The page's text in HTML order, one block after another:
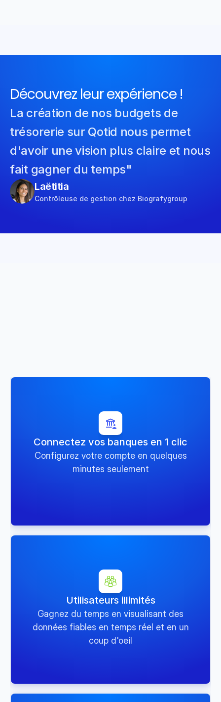
Découvrez leur expérience !
La création de nos budgets de
trésorerie sur Qotid nous permet
d'avoir une vision plus claire et nous
fait gagner du temps"
Laëtitia
Contrôleuse de gestion chez Biografygroup
Connectez vos banques en 1 clic
Configurez votre compte en quelques
minutes seulement
Utilisateurs illimités
Gagnez du temps en visualisant des
données fiables en temps réel et en un
coup d'oeil